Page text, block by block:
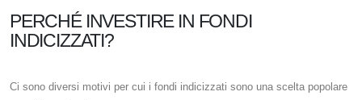
PERCHÉ INVESTIRE IN FONDI
INDICIZZATI?
Ci sono diversi motivi per cui i fondi indicizzati sono una scelta popolare